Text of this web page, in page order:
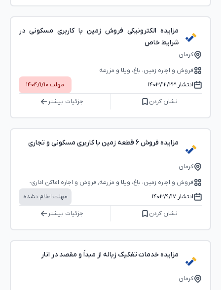
مزایده الکترونیکی فروش زمین با کاربری مسکونی در
شرایط خاص
کرمان
فروش و اجاره زمین، باغ، ویلا و مزرعه
انتشار:۱۴۰۳/۱۲/۲۳ مهلت:۱۴۰۴/۱/۱۰
نشان کردن جزئیات بیشتر
مزایده فروش 6 قطعه زمین با کاربری مسکونی و تجاری
کرمان
فروش و اجاره زمین، باغ، ویلا و مزرعه, فروش و اجاره اماکن اداری-
تجاری (بوفه، استخر و...)
انتشار:۱۴۰۳/۹/۱۷ مهلت:اعلام نشده
نشان کردن جزئیات بیشتر
مزایده خدمات تفکیک زباله از مبداً و مقصد در انار
کرمان